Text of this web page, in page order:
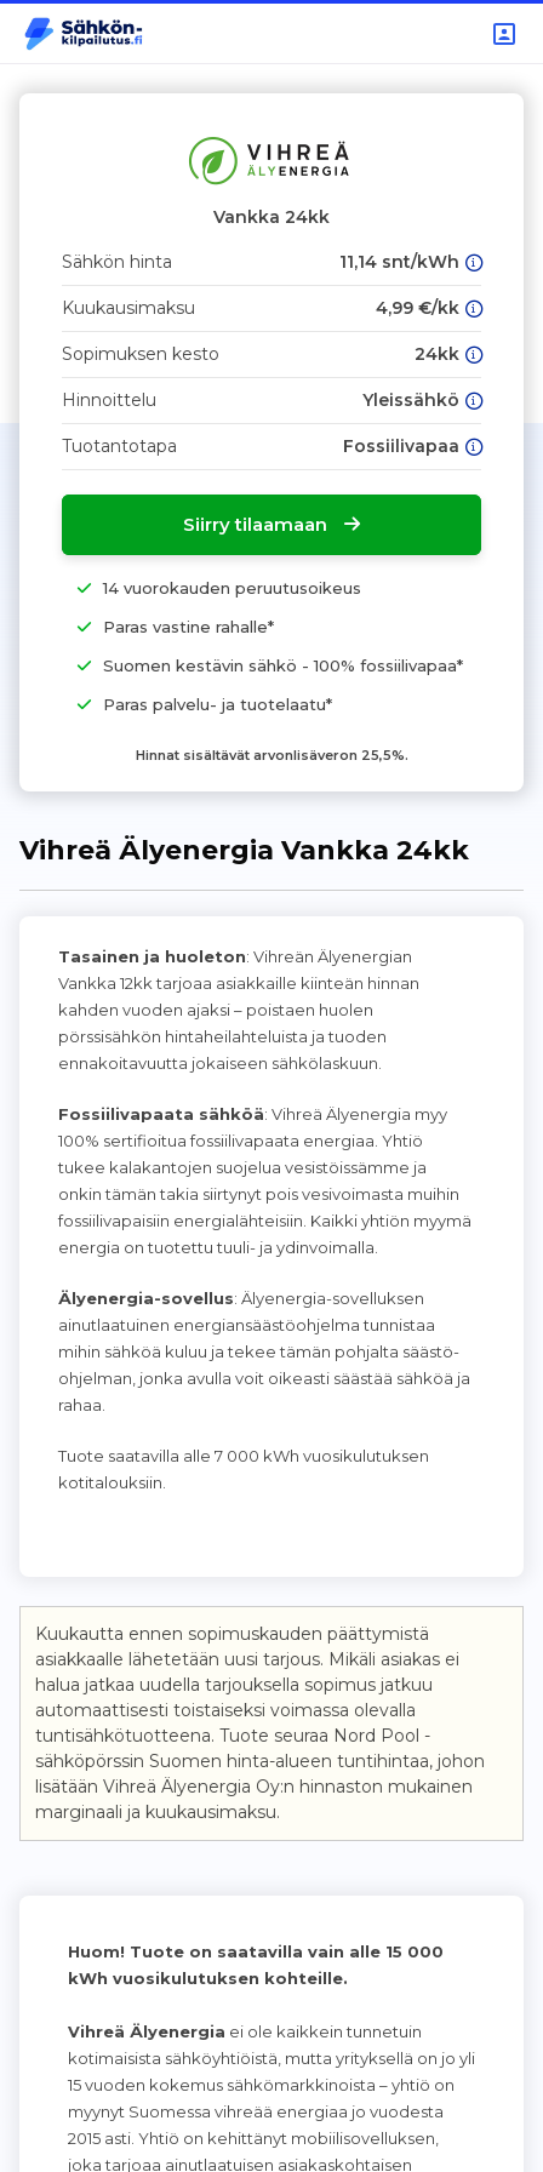
Vankka 24kk
Sähkön hinta 11,14 snt/kWh
Kuukausimaksu 4,99 €/kk
Sopimuksen kesto 24kk
Hinnoittelu Yleissähkö
Tuotantotapa Fossiilivapaa
Siirry tilaamaan
14 vuorokauden peruutusoikeus
Paras vastine rahalle*
Suomen kestävin sähkö - 100% fossiilivapaa*
Paras palvelu- ja tuotelaatu*
Hinnat sisältävät arvonlisäveron 25,5%.
Vihreä Älyenergia Vankka 24kk
Tasainen ja huoleton: Vihreän Älyenergian
Vankka 12kk tarjoaa asiakkaille kiinteän hinnan
kahden vuoden ajaksi – poistaen huolen
pörssisähkön hintaheilahteluista ja tuoden
ennakoitavuutta jokaiseen sähkölaskuun.
Fossiilivapaata sähköä: Vihreä Älyenergia myy
100% sertifioitua fossiilivapaata energiaa. Yhtiö
tukee kalakantojen suojelua vesistöissämme ja
onkin tämän takia siirtynyt pois vesivoimasta muihin
fossiilivapaisiin energialähteisiin. Kaikki yhtiön myymä
energia on tuotettu tuuli- ja ydinvoimalla.
Älyenergia-sovellus: Älyenergia-sovelluksen
ainutlaatuinen energiansäästöohjelma tunnistaa
mihin sähköä kuluu ja tekee tämän pohjalta säästö-
ohjelman, jonka avulla voit oikeasti säästää sähköä ja
rahaa.
Tuote saatavilla alle 7 000 kWh vuosikulutuksen
kotitalouksiin.
Kuukautta ennen sopimuskauden päättymistä
asiakkaalle lähetetään uusi tarjous. Mikäli asiakas ei
halua jatkaa uudella tarjouksella sopimus jatkuu
automaattisesti toistaiseksi voimassa olevalla
tuntisähkötuotteena. Tuote seuraa Nord Pool -
sähköpörssin Suomen hinta-alueen tuntihintaa, johon
lisätään Vihreä Älyenergia Oy:n hinnaston mukainen
marginaali ja kuukausimaksu.
Huom! Tuote on saatavilla vain alle 15 000
kWh vuosikulutuksen kohteille.
Vihreä Älyenergia ei ole kaikkein tunnetuin
kotimaisista sähköyhtiöistä, mutta yrityksellä on jo yli
15 vuoden kokemus sähkömarkkinoista – yhtiö on
myynyt Suomessa vihreää energiaa jo vuodesta
2015 asti. Yhtiö on kehittänyt mobiilisovelluksen,
joka tarjoaa ainutlaatuisen asiakaskohtaisen